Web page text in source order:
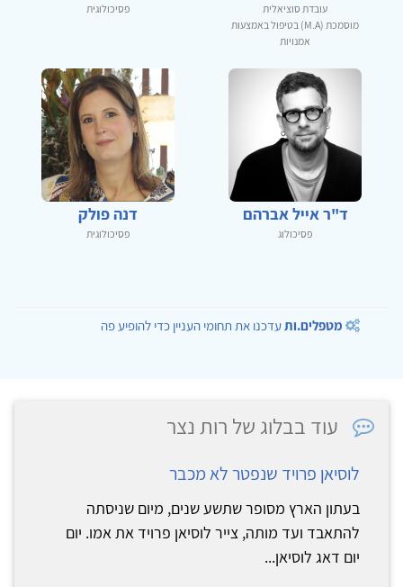
עובדת סוציאלית
מוסמכת (M.A) בטיפול באמצעות
אמנויות
פסיכולוגית
ד"ר אייל אברהם
פסיכולוג
דנה פולק
פסיכולוגית
מטפלים.ותעדכנו את תחומי העניין כדי להופיע פה
עוד בבלוג של רות נצר
לוסיאן פרויד שנפטר לא מכבר
בעתון הארץ מסופר שתשע שנים, מיום שניסתה
להתאבד ועד מותה, צייר לוסיאן פרויד את אמו. יום
יום דאג לוסיאן...